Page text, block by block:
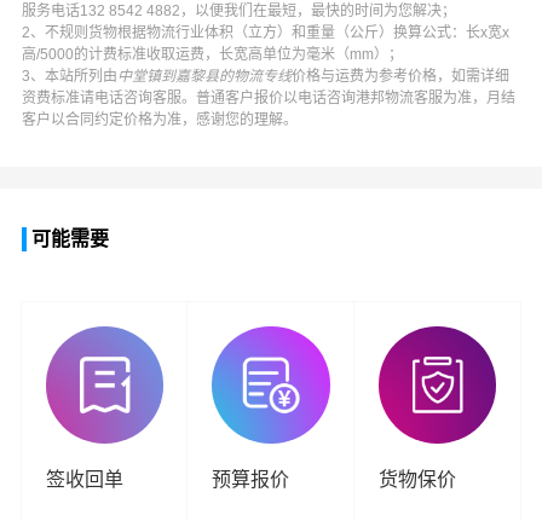
服务电话132 8542 4882 ，以便我们在最短，最快的时间为您解决；
2、不规则货物根据物流行业体积（立方）和重量（公斤）换算公式：长x宽x
高/5000的计费标准收取运费，长宽高单位为毫米（mm）；
3、本站所列由 中堂镇到嘉黎县的物流专线价格与运费为参考价格，如需详细
资费标准请电话咨询客服。普通客户报价以电话咨询港邦物流客服为准，月结
客户以合同约定价格为准，感谢您的理解。
可能需要
签收回单 预算报价 货物保价